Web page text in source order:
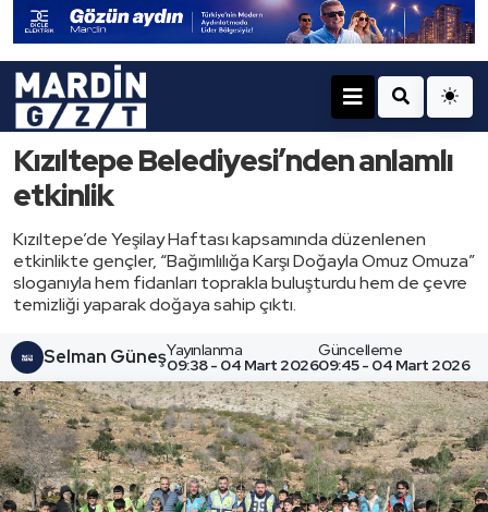
Kızıltepe Belediyesi’nden anlamlı
etkinlik
Kızıltepe’de Yeşilay Haftası kapsamında düzenlenen
etkinlikte gençler, “Bağımlılığa Karşı Doğayla Omuz Omuza”
sloganıyla hem fidanları toprakla buluşturdu hem de çevre
temizliği yaparak doğaya sahip çıktı.
Selman GüneşYayınlanma
09:38 - 04 Mart 2026
Güncelleme
09:45 - 04 Mart 2026